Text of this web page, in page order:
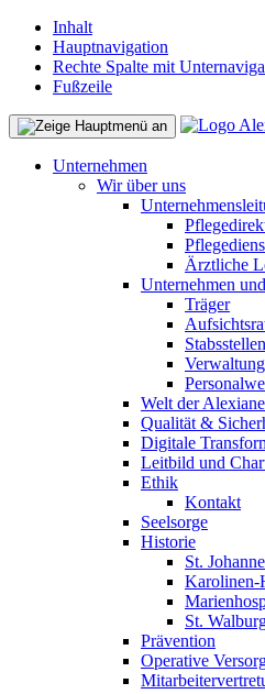
Inhalt
Hauptnavigation
Rechte Spalte mit
Fußzeile
Unternehmen
Wir über uns
Ärztliche
Unternehmen
Träger
Stabsstellen
Verwaltung
Welt der
Qualität &
Digitale
Leitbild und
Ethik
Kontakt
Seelsorge
Historie
St.
Karolinen-
St.
Prävention
Operative